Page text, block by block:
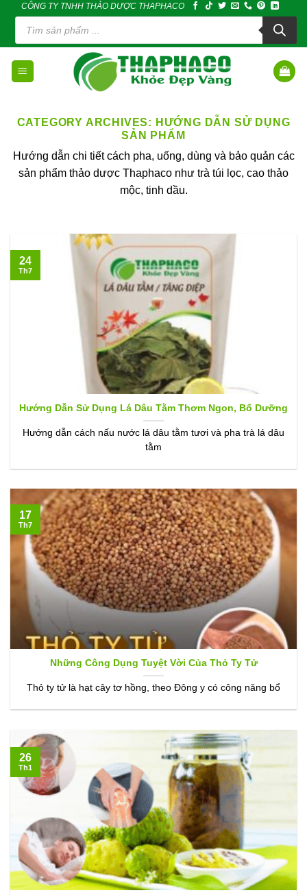
content
CÔNG TY TNHH THẢO DƯỢC THAPHACO
Tìm
kiếm
phẩm
CATEGORY ARCHIVES: HƯỚNG DẪN SỬ DỤNG
SẢN PHẨM
Hướng dẫn chi tiết cách pha, uống, dùng và bảo quản các
sản phẩm thảo dược Thaphaco như trà túi lọc, cao thảo
mộc, tinh dầu.
Hướng Dẫn Sử Dụng Lá Dâu Tằm Thơm Ngon, Bổ Dưỡng
Hướng dẫn cách nấu nước lá dâu tằm tươi và pha trà lá dâu
tằm
24
Th7
Những Công Dụng Tuyệt Vời Của Thỏ Ty Tử
Thỏ ty tử là hạt cây tơ hồng, theo Đông y có công năng bổ
17
Th7
26
Th1